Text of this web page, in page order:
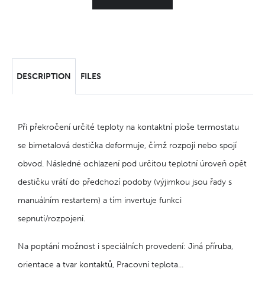
DESCRIPTION FILES
Při překročení určité teploty na kontaktní ploše termostatu
se bimetalová destička deformuje, čímž rozpojí nebo spojí
obvod. Následné ochlazení pod určitou teplotní úroveň opět
destičku vrátí do předchozí podoby (výjimkou jsou řady s
manuálním restartem) a tím invertuje funkci
sepnutí/rozpojení.
Na poptání možnost i speciálních provedení: Jiná příruba,
orientace a tvar kontaktů, Pracovní teplota...